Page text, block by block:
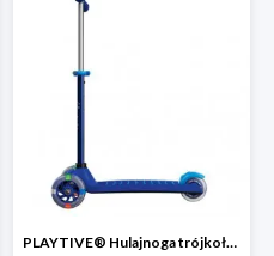
PLAYTIVE® Hulajnoga trójkołowa Tri Scooter z diodami LED